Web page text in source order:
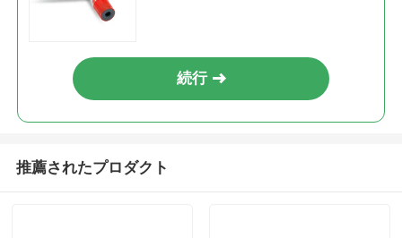
続行
推薦されたプロダクト